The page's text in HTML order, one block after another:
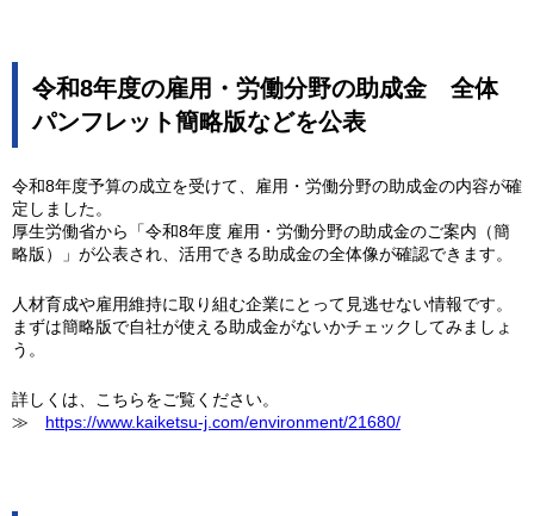
令和8年度の雇用・労働分野の助成金 全体
パンフレット簡略版などを公表
令和8年度予算の成立を受けて、雇用・労働分野の助成金の内容が確
定しました。
厚生労働省から「令和8年度 雇用・労働分野の助成金のご案内（簡
略版）」が公表され、活用できる助成金の全体像が確認できます。
人材育成や雇用維持に取り組む企業にとって見逃せない情報です。
まずは簡略版で自社が使える助成金がないかチェックしてみましょ
う。
詳しくは、こちらをご覧ください。
≫ https://www.kaiketsu-j.com/environment/21680/